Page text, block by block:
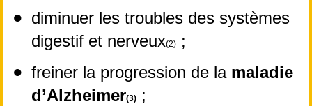
diminuer les troubles des systèmes
digestif et nerveux(2)
;
freiner la progression de la maladie
d’Alzheimer(3)
;